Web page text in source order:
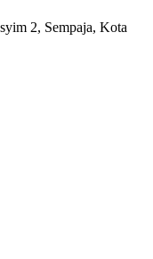
2, Sempaja, Kota